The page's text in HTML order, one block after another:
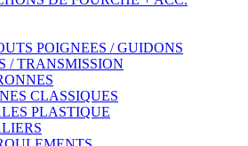
POIGNEES / GUIDONS
/ TRANSMISSION
CLASSIQUES
PLASTIQUE